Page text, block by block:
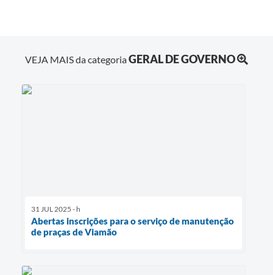
VEJA MAIS da categoriaGERAL DE GOVERNO
31 JUL 2025 - h
Abertas inscrições para o serviço de manutenção
de praças de Viamão